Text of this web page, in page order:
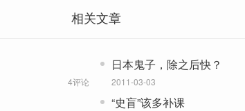
相关文章
4评论
日本鬼子，除之后快？
2011-03-03
“史盲”该多补课